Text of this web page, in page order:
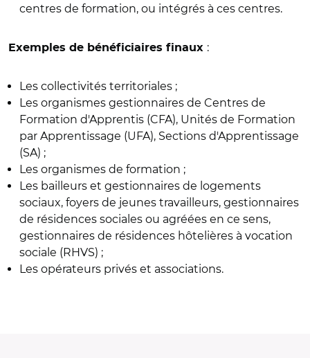
centres de formation, ou intégrés à ces centres.
Exemples de bénéficiaires finaux :
Les collectivités territoriales ;
Les organismes gestionnaires de Centres de
Formation d'Apprentis (CFA), Unités de Formation
par Apprentissage (UFA), Sections d'Apprentissage
(SA) ;
Les organismes de formation ;
Les bailleurs et gestionnaires de logements
sociaux, foyers de jeunes travailleurs, gestionnaires
de résidences sociales ou agréées en ce sens,
gestionnaires de résidences hôtelières à vocation
sociale (RHVS) ;
Les opérateurs privés et associations.